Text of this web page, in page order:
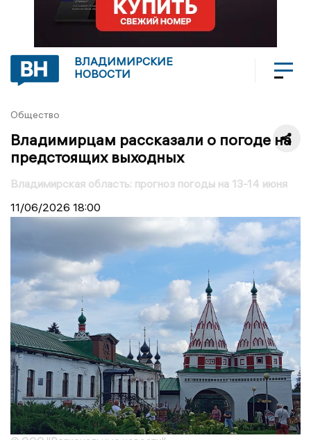
ВЛАДИМИРСКИЕ
НОВОСТИ
Общество
Владимирцам рассказали о погоде на
предстоящих выходных
Владимирская область: прогноз погоды на 13-14 июня
11/06/2026 18:00